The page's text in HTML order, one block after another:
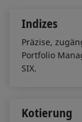
Indizes
Präzise,
Portfolio
SIX.
Kotierung